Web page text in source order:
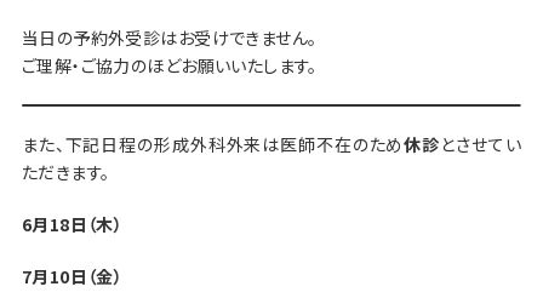
当日の予約外受診はお受けできません。
ご理解・ご協力のほどお願いいたします。
また、下記日程の形成外科外来は医師不在のため休診とさせてい
ただきます。
6月18日（木）
7月10日（金）